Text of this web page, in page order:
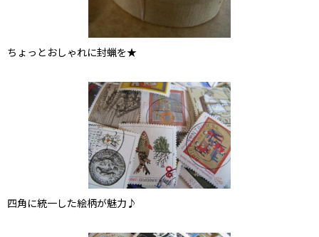
ちょっとおしゃれに封蝋を★
四角に統一した絵柄が魅力♪